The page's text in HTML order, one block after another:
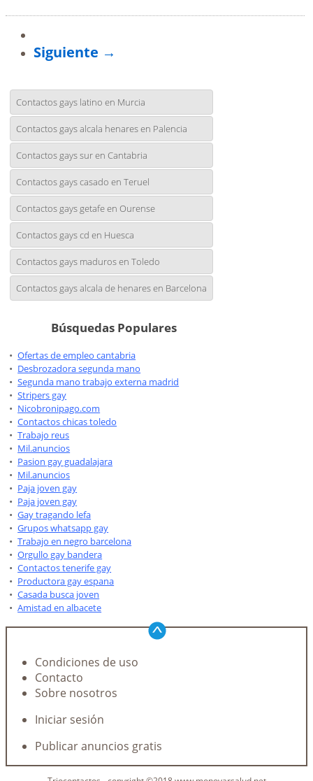
Siguiente →
Contactos gays latino en Murcia
Contactos gays alcala henares en Palencia
Contactos gays sur en Cantabria
Contactos gays casado en Teruel
Contactos gays getafe en Ourense
Contactos gays cd en Huesca
Contactos gays maduros en Toledo
Contactos gays alcala de henares en Barcelona
Búsquedas Populares
Ofertas de empleo cantabria
Desbrozadora segunda mano
Segunda mano trabajo externa madrid
Stripers gay
Nicobronipago.com
Contactos chicas toledo
Trabajo reus
Mil.anuncios
Pasion gay guadalajara
Mil.anuncios
Paja joven gay
Paja joven gay
Gay tragando lefa
Grupos whatsapp gay
Trabajo en negro barcelona
Orgullo gay bandera
Contactos tenerife gay
Productora gay espana
Casada busca joven
Amistad en albacete
Condiciones de uso
Contacto
Sobre nosotros
Iniciar sesión
Publicar anuncios gratis